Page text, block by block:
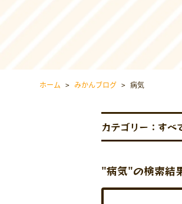
ホーム > みかんブログ > 病気
カテゴリー：
"病気"の検索結